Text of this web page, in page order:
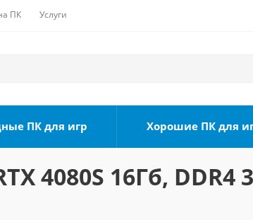
ПК Услуги
ПК для игр Хорошие ПК для
4080S 16Гб, DDR4